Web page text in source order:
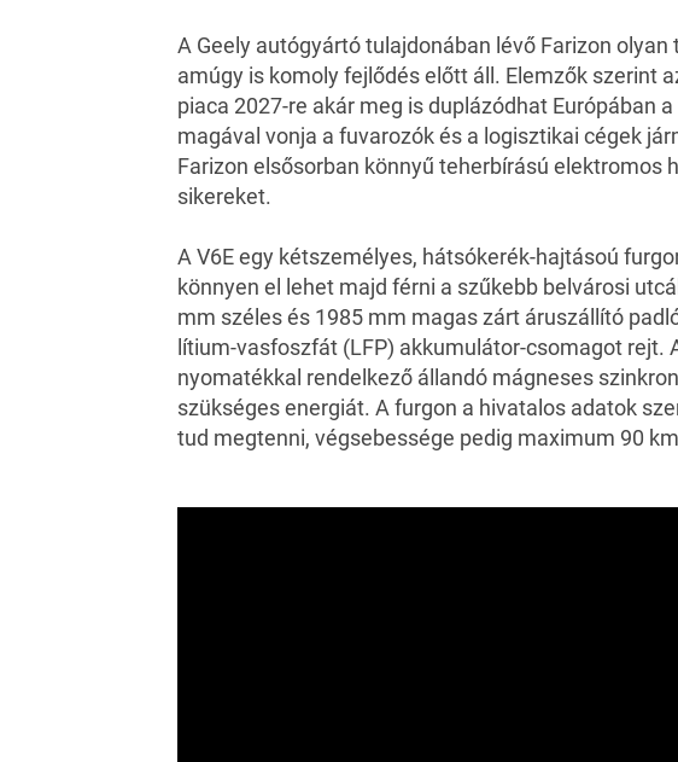
A Geely autógyártó tulajdonában lévő Farizon
amúgy is komoly fejlődés előtt áll. Elemzők szerint
piaca 2027-re akár meg is duplázódhat Európában
magával vonja a fuvarozók és a logisztikai cégek
Farizon elsősorban könnyű teherbírású elektromos
sikereket.
A V6E egy kétszemélyes, hátsókerék-hajtásoú
könnyen el lehet majd férni a szűkebb belvárosi
mm széles és 1985 mm magas zárt áruszállító
lítium-vasfoszfát (LFP) akkumulátor-csomagot rejt.
nyomatékkal rendelkező állandó mágneses
szükséges energiát. A furgon a hivatalos adatok
tud megtenni, végsebessége pedig maximum 90